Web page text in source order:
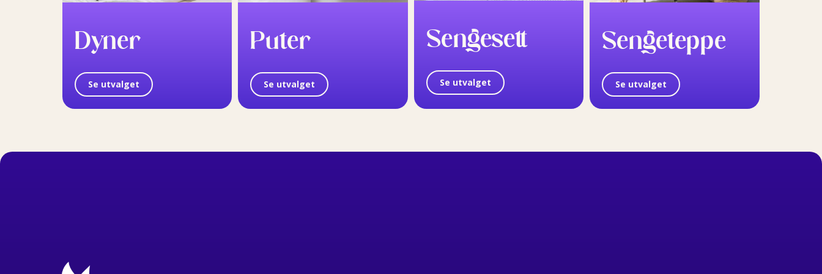
Dyner
Se utvalget
Puter
Se utvalget
Sengesett
Se utvalget
Sengeteppe
Se utvalget